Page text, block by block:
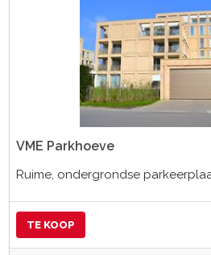
VME Parkhoeve
Ruime, ondergrondse
TE KOOP